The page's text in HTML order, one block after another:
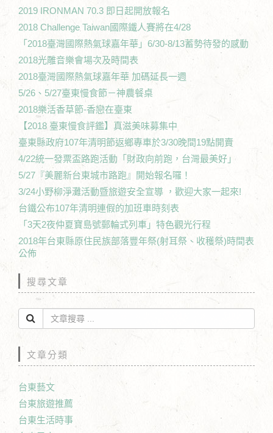
2019 IRONMAN 70.3 即日起開放報名
2018 Challenge Taiwan國際鐵人賽將在4/28
「2018臺灣國際熱氣球嘉年華」6/30-8/13蓄勢待發的感動
2018光雕音樂會場次及時間表
2018臺灣國際熱氣球嘉年華 加碼延長一週
5/26、5/27臺東慢食節－神農餐桌
2018樂活香草節-香戀在臺東
【2018 臺東慢食評鑑】真滋美味募集中
臺東縣政府107年清明節返鄉專車於3/30晚間19點開賣
4/22統一發票盃路跑活動「財政向前跑，台灣最美好」
5/27『美麗新台東城市路跑』開始報名囉！
3/24小野柳淨灘活動暨旅遊安全宣導 ，歡迎大家一起來!
台鐵公布107年清明連假的加班車時刻表
「3天2夜仲夏寶島號郵輪式列車」特色觀光行程
2018年台東縣原住民族部落豐年祭(射耳祭、收穫祭)時間表
公佈
搜尋文章
文章分類
台東藝文
台東旅遊推薦
台東生活時事